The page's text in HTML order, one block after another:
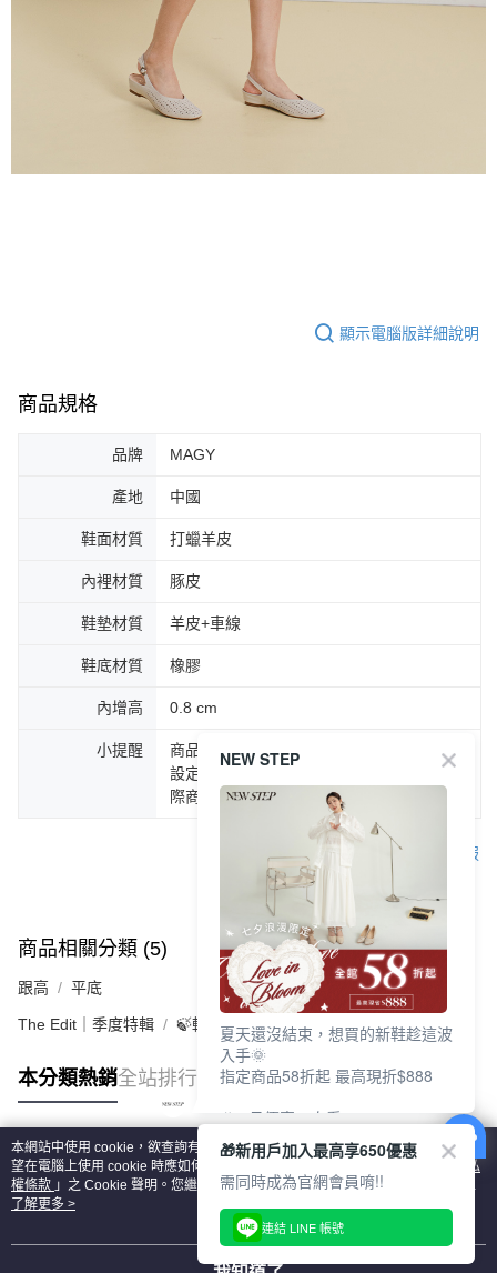
顯示電腦版詳細說明
商品規格
品牌 MAGY
產地 中國
鞋面材質 打蠟羊皮
內裡材質 豚皮
鞋墊材質 羊皮+車線
鞋底材質 橡膠
內增高 0.8 cm
小提醒
商品圖片顏色會因拍攝燈光環境或個人螢幕
設定不同，而造成部份色差現象，顏色以實
際商品為主。
客服
商品相關分類 (5) 查看全部
跟高 平底
The Edit｜季度特輯 🍃輕盈自在「縷光呼吸感」
本分類熱銷全站排行
熱門標籤
本網站中使用 cookie，欲查詢有關本網站使用 cookie 方式之詳情，及若您不希
望在電腦上使用 cookie 時應如何變更電腦的 cookie 設定，請參閱本網站「
隱私
權條款 」之 Cookie 聲明。您繼續使用本網站即表示您同意本公司得按本網站使
用條款之 Cookie 聲明使用 cookie。
了解更多 >
NEW STEP
夏天還沒結束，想買的新鞋趁這波
入手🌞
指定商品58折起 最高現折$888
🎉 8月優惠一次看
①LINE購物最高10%回饋
②每周限定品現折200
③指定商品58折起 最高現折$888
上班鞋、休閒鞋、涼鞋一次逛齊
好搭、出遊好走、聚會也漂亮
🎁新用戶加入最高享650優惠
需同時成為官網會員唷!!
連結 LINE 帳號